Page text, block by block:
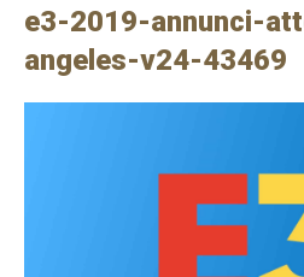
e3-2019-annunci-
angeles-v24-43469